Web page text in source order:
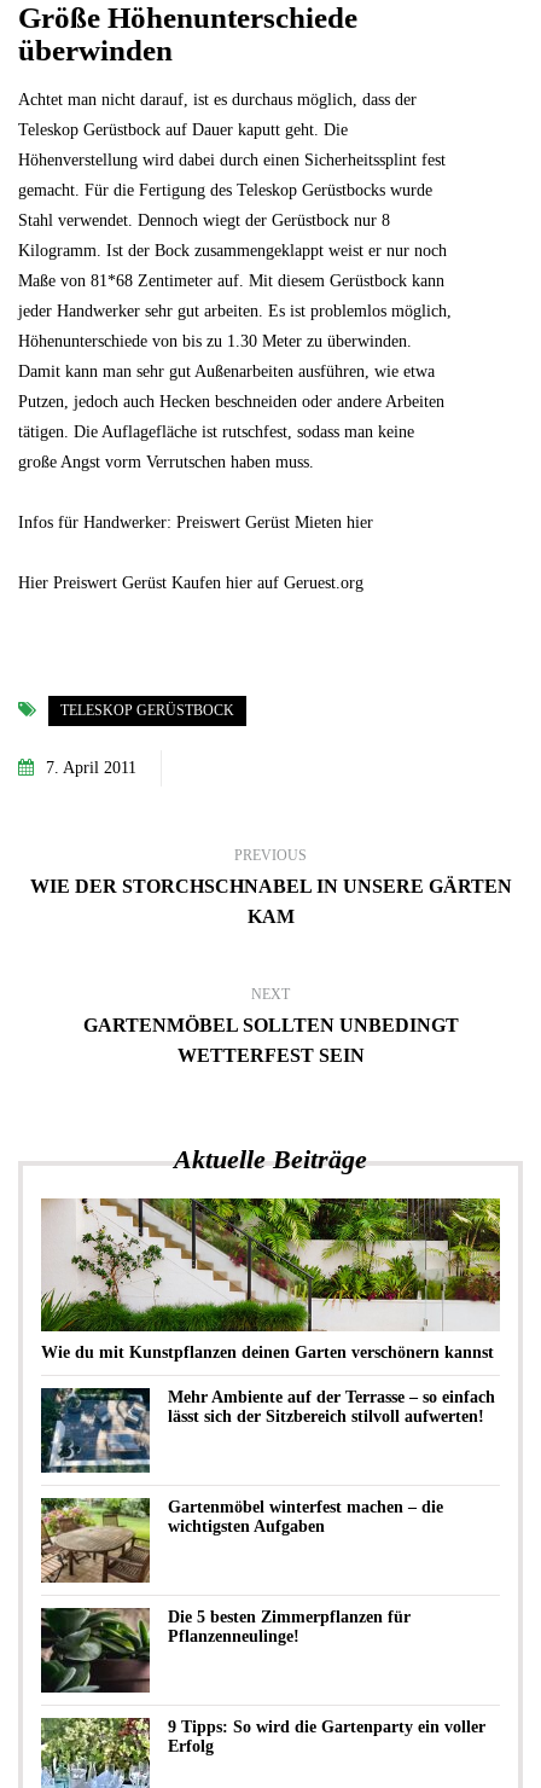
Größe Höhenunterschiede
überwinden
Achtet man nicht darauf, ist es durchaus möglich, dass der
Teleskop Gerüstbock auf Dauer kaputt geht. Die
Höhenverstellung wird dabei durch einen Sicherheitssplint fest
gemacht. Für die Fertigung des Teleskop Gerüstbocks wurde
Stahl verwendet. Dennoch wiegt der Gerüstbock nur 8
Kilogramm. Ist der Bock zusammengeklappt weist er nur noch
Maße von 81*68 Zentimeter auf. Mit diesem Gerüstbock kann
jeder Handwerker sehr gut arbeiten. Es ist problemlos möglich,
Höhenunterschiede von bis zu 1.30 Meter zu überwinden.
Damit kann man sehr gut Außenarbeiten ausführen, wie etwa
Putzen, jedoch auch Hecken beschneiden oder andere Arbeiten
tätigen. Die Auflagefläche ist rutschfest, sodass man keine
große Angst vorm Verrutschen haben muss.
Infos für Handwerker: Preiswert Gerüst Mieten hier
Hier Preiswert Gerüst Kaufen hier auf Geruest.org
TELESKOP GERÜSTBOCK
7. April 2011
PREVIOUS
WIE DER STORCHSCHNABEL IN UNSERE GÄRTEN
KAM
NEXT
GARTENMÖBEL SOLLTEN UNBEDINGT
WETTERFEST SEIN
Aktuelle Beiträge
Wie du mit Kunstpflanzen deinen Garten verschönern kannst
Mehr Ambiente auf der Terrasse – so einfach
lässt sich der Sitzbereich stilvoll aufwerten!
Gartenmöbel winterfest machen – die
wichtigsten Aufgaben
Die 5 besten Zimmerpflanzen für
Pflanzenneulinge!
9 Tipps: So wird die Gartenparty ein voller
Erfolg